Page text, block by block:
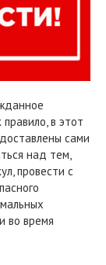
в этот
сами
над тем,
провести с
во время